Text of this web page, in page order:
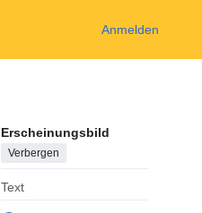
Anmelden
Erscheinungsbild
Verbergen
Text